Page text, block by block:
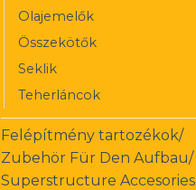
Olajemelők
Összekötők
Seklik
Teherláncok
Felépítmény tartozékok/
Zubehör Für Den Aufbau/
Superstructure Accesories